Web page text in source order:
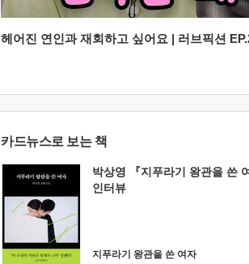
헤어진 연인과 재회하고 싶어요 | 러브픽션
카드뉴스로 보는 책
박상영 『지푸라기 왕관을 쓴
인터뷰
지푸라기 왕관을 쓴 여자